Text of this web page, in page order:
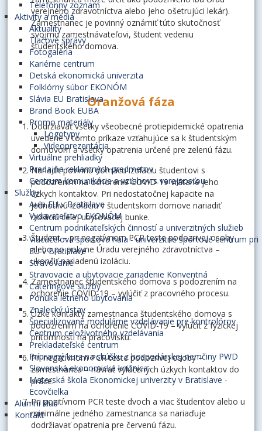
Telefónny zoznam
Aktivity a médiá
Aktuality
Tlačové správy
Fotogaléria
Kariérne centrum
Detská ekonomická univerzita
Folklórny súbor EKONÓM
Slávia EU Bratislava
Brand Book EUBA
Promo materiály
Logotypy
Videoprezentácia
Virtuálne prehliadky
Predajňa reklamných predmetov
Centrum komunikácie a vzťahov s verejnosťou
Služby
Aula EU v Bratislave
Vydavateľstvo EKONÓM
Centrum podnikateľských činností a univerzitných služieb
Viacúčelová športová hala - univerzitné športové centrum pri
EU v Bratislave
Stravovanie
Stravovacie a ubytovacie zariadenie Konventná
Cateringové služby
Ponuka letného ubytovania
Znalecký ústav
Špecializované modulárne vzdelávanie pre kontrolórov
Centrum celoživotného vzdelávania
Prekladateľské centrum
Prípravný kurz na skúšku z hospodárskej nemčiny PWD
Slovenská ekonomická knižnica
Materská škola Ekonomickej univerzity v Bratislave -
Ecovčielka
Alumni klub
Kontakt
verejného zdravotníctva alebo jeho ošetrujúci lekár).
Zamestnanec je povinný oznámiť túto skutočnosť
svojmu zamestnávateľovi, študent vedeniu
študentského domova.
Oranžová fáza
Dodržiavať všetky všeobecné protiepidemické opatrenia
uvedené v tomto príkaze vzťahujúce sa k študentským
domovom a všetky opatrenia určené pre zelenú fázu.
Nariadiť povinnú domácu izoláciu študentovi s
podozrením na ochorenie COVID-19 vrátane jeho
úzkych kontaktov. Pri nedostatočnej kapacite na
jednotlivú izoláciu v študentskom domove nariadiť
izoláciu celej ubytovacej bunke.
Študent – pri negatívnom PCR teste podozrivej osoby
alebo po pokyne Úradu verejného zdravotníctva –
ukončiť nariadenú izoláciu.
Zamestnanec študentského domova s podozrením na
ochorenie COVID-19 – vylúčiť z pracovného procesu.
Úzke kontakty zamestnanca študentského domova s
podozrením na ochorenie COVID-19 – vylúčiť z fyzickej
prítomnosti na pracovisku.
Pri negatívnom PCR teste podozrivej osoby –
zamestnanca – návrat vylúčených úzkych kontaktov do
práce.
Pri pozitívnom PCR teste dvoch a viac študentov alebo u
minimálne jedného zamestnanca sa nariaďuje
dodržiavať opatrenia pre červenú fázu.